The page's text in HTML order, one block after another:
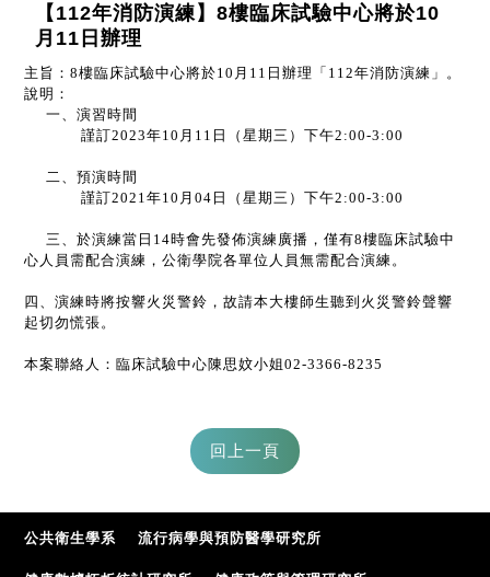
【112年消防演練】8樓臨床試驗中心將於10
月11日辦理
主旨：8樓臨床試驗中心將於10 月 11 日辦理「 112年消防演練」。
說明：
一、演習時間
謹訂2023年10 月 11 日（星期三）下午2:00-3:00
二、預演時間
謹訂2021年10 月04 日（星期三）下午2:00-3:00
三、於演練當日 14時會先發佈演練廣播，僅有8樓臨床試驗中
心人員需配合演練，公衛學院各單位人員無需配合演練。
四、演練時將按響火災警鈴，故請本大樓師生聽到火災警鈴聲響
起切勿慌張。
本案聯絡人：臨床試驗中心陳思妏小姐02-3366-8235
公共衛生學系 流行病學與預防醫學研究所